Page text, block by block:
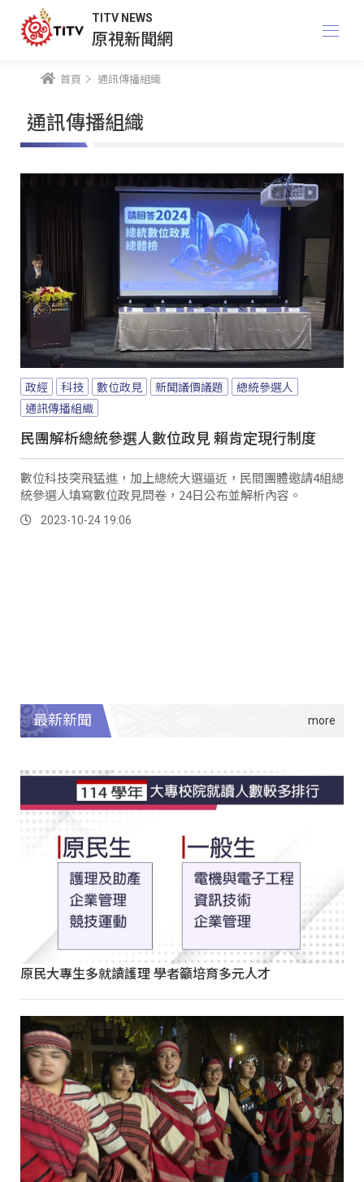
TITV NEWS
原視新聞網
首頁 通訊傳播組織
通訊傳播組織
政經 科技 數位政見 新聞議價議題
總統參選人
通訊傳播組織
民團解析總統參選人數位政見 賴肯定現行制度
數位科技突飛猛進，加上總統大選逼近，民間團體邀請4組總
統參選人填寫數位政見問卷，24日公布並解析內容。
2023-10-24 19:06
最新新聞
原民大專生多就讀護理 學者籲培育多元人才